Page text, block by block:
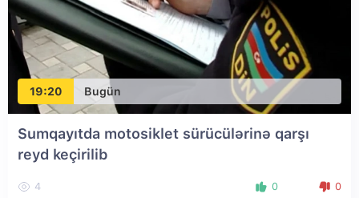
19:20 Bugün
Sumqayıtda motosiklet sürücülərinə qarşı
reyd keçirilib
4 0 0